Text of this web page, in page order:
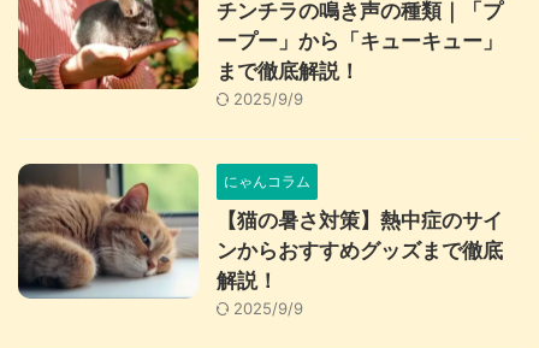
チンチラの鳴き声の種類｜「プ
ープー」から「キューキュー」
まで徹底解説！
2025/9/9
にゃんコラム
【猫の暑さ対策】熱中症のサイ
ンからおすすめグッズまで徹底
解説！
2025/9/9